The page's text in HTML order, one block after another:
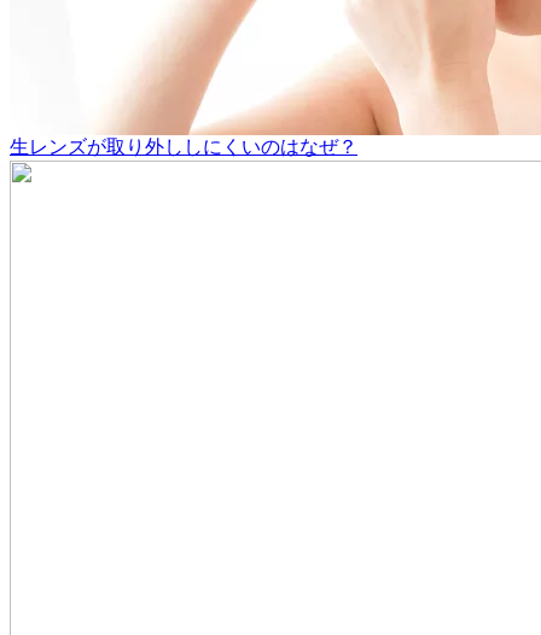
生レンズが取り外ししにくいのはなぜ？